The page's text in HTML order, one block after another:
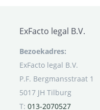
ExFacto legal B.V.
Bezoekadres:
ExFacto legal B.V.
P.F. Bergmansstraat 1
5017 JH Tilburg
T: 013-2070527